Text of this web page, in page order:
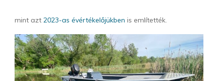
mint azt 2023-as évértékelőjükben is említették.